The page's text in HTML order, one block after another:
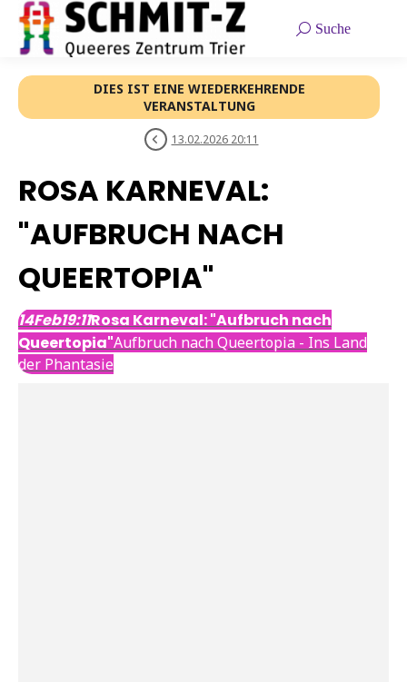
Search:
Suche
DIES IST EINE WIEDERKEHRENDE
VERANSTALTUNG
13.02.2026 20:11
ROSA KARNEVAL:
"AUFBRUCH NACH
QUEERTOPIA"
14Feb19:11Rosa Karneval: "Aufbruch nach
Queertopia"Aufbruch nach Queertopia - Ins Land
der Phantasie